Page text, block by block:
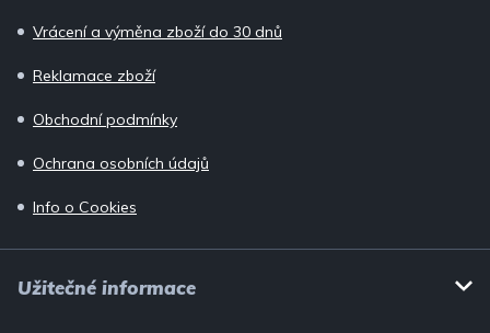
Vrácení a výměna zboží do 30 dnů
Reklamace zboží
Obchodní podmínky
Ochrana osobních údajů
Info o Cookies
Užitečné informace